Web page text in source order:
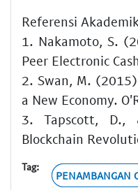
Referensi
1. Nakamoto, S.
Peer Electronic
2. Swan, M.
a New Economy.
3. Tapscott, D.,
Blockchain
Tag:
PENAMBANGAN